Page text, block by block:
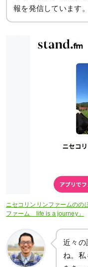
報を発信しています。
ニセコリンリンファームのの
ファーム life is a journey」
近々の
ね。私